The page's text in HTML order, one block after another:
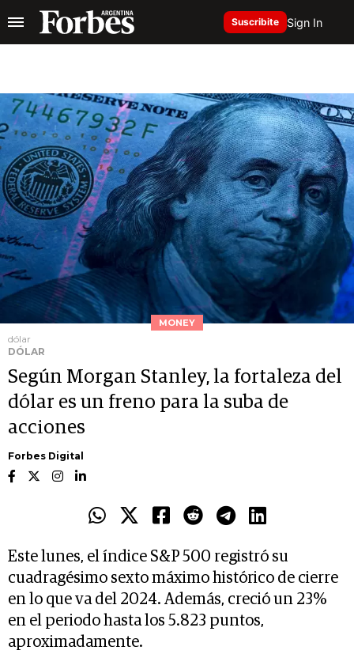
Suscribite Sign In
MONEY
dólar
DÓLAR
Según Morgan Stanley, la fortaleza del
dólar es un freno para la suba de
acciones
Forbes Digital
Este lunes, el índice S&P 500 registró su
cuadragésimo sexto máximo histórico de cierre
en lo que va del 2024. Además, creció un 23%
en el periodo hasta los 5.823 puntos,
aproximadamente.